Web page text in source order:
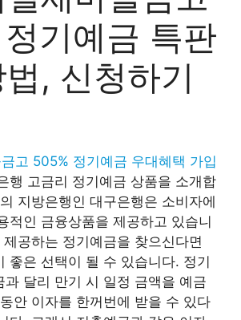
기예금 특판
, 신청하기
고 505% 정기예금 우대혜택 가입
행 고금리 정기예금 상품을 소개합
지방은행인 대구은행은 소비자에
적인 금융상품을 제공하고 있습니
공하는 정기예금을 찾으신다면
좋은 선택이 될 수 있습니다. 정기
과 달리 만기 시 일정 금액을 예금
안 이자를 한꺼번에 받을 수 있다